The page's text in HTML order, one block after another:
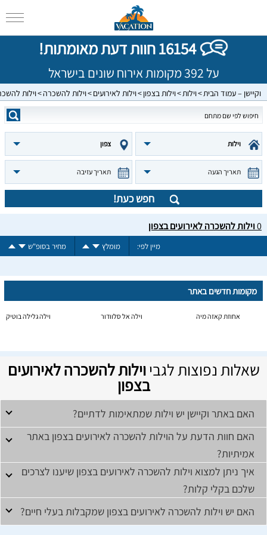
16154 חוות דעת מאומתות!
על 392 מקומות אירוח שונים בישראל
וקיישן – עמוד הבית וילות וילות בצפון וילות לאירועים וילות להשכרה וילות
וילות צפון
תאריך הגעה תאריך עזיבה
חפש כעת!
0וילות להשכרה לאירועים בצפון
מיין לפי: מומלץ מחיר בסופ"ש
מקומות חדשים באתר
אחוזת קאזה מיה וילה אל סלוודור וילה גלילה בוטיק
שאלות נפוצות לגביוילות להשכרה לאירועים
בצפון
האם באתר וקיישן יש וילות שמתאימות לדתיים?
האם חוות הדעת על הוילות להשכרה לאירועים בצפון באתר
אמיתיות?
איך ניתן למצוא וילות להשכרה לאירועים בצפון שיענו לצרכים
שלכם בקלי קלות?
האם יש וילות להשכרה לאירועים בצפון שמקבלות בעלי חיים?